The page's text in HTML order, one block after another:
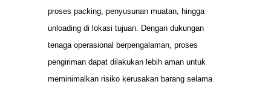
proses packing, penyusunan muatan, hingga
unloading di lokasi tujuan. Dengan dukungan
tenaga operasional berpengalaman, proses
pengiriman dapat dilakukan lebih aman untuk
meminimalkan risiko kerusakan barang selama